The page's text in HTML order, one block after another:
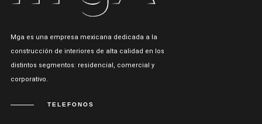
Mga es una empresa mexicana dedicada a la
construcción de interiores de alta calidad en los
distintos segmentos: residencial, comercial y
corporativo.
TELEFONOS